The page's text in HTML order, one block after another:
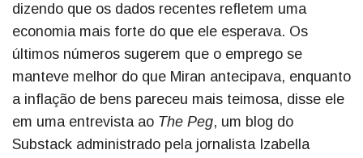
dizendo que os dados recentes refletem uma
economia mais forte do que ele esperava. Os
últimos números sugerem que o emprego se
manteve melhor do que Miran antecipava, enquanto
a inflação de bens pareceu mais teimosa, disse ele
em uma entrevista ao The Peg, um blog do
Substack administrado pela jornalista Izabella